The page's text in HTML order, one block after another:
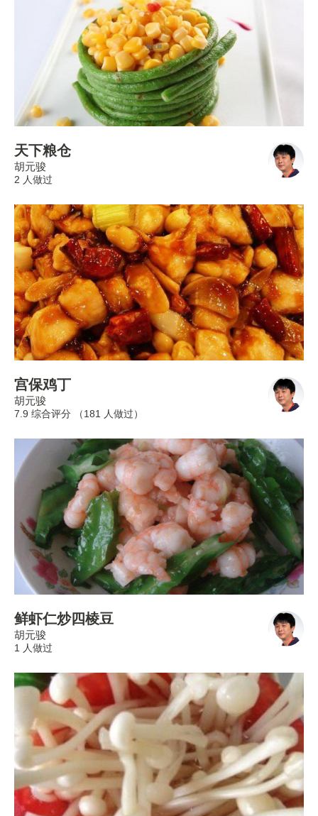
天下粮仓
胡元骏
2 人做过
宫保鸡丁
胡元骏
7.9 综合评分 （181 人做过）
鲜虾仁炒四棱豆
胡元骏
1 人做过